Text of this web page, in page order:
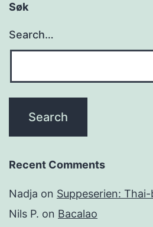
Søk
Search…
Recent Comments
Nadja on Suppeserien:
Nils P. on Bacalao